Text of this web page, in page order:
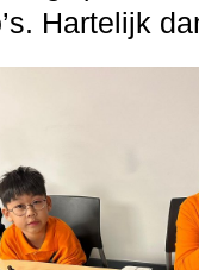
Hartelijk